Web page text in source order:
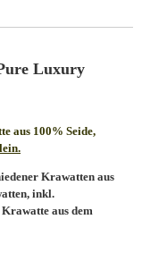
Luxury
aus 100% Seide,
Krawatten aus
inkl.
aus dem